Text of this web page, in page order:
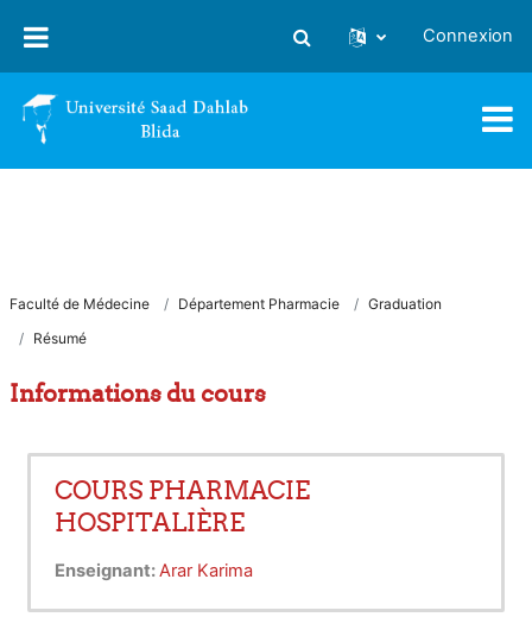
Activer/désactiver la saisie
Connexion
Faculté de Médecine Département Pharmacie
Graduation
Résumé
Informations du cours
COURS PHARMACIE
HOSPITALIÈRE
Enseignant:Arar Karima